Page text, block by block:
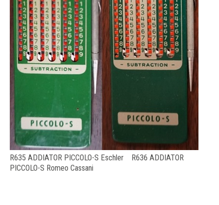
R635 ADDIATOR PICCOLO-S Eschler R636 ADDIATOR
PICCOLO-S Romeo Cassani